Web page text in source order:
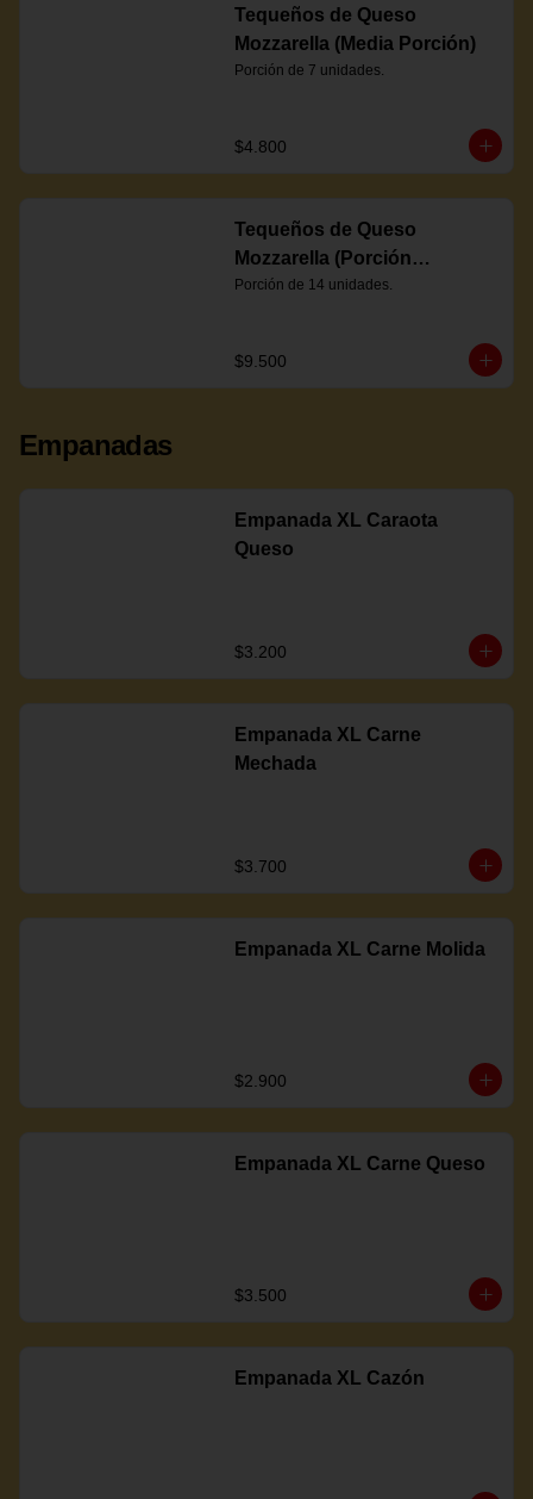
Tequeños de Queso
Mozzarella (Media Porción)
Porción de 7 unidades.
$4.800
Tequeños de Queso
Mozzarella (Porción
Completa)
Porción de 14 unidades.
$9.500
Empanadas
Empanada XL Caraota
Queso
$3.200
Empanada XL Carne
Mechada
$3.700
Empanada XL Carne Molida
$2.900
Empanada XL Carne Queso
$3.500
Empanada XL Cazón